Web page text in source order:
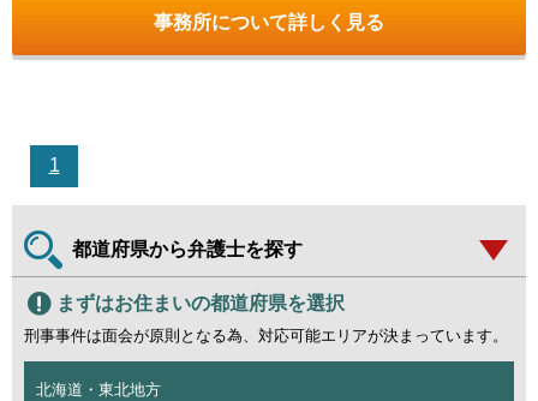
事務所について詳しく見る
1
都道府県から弁護士を探す
まずはお住まいの都道府県を選択
刑事事件は面会が原則となる為、対応可能エリアが決まっています。
北海道・東北地方